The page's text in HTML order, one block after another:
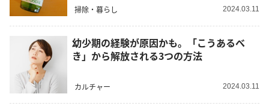
掃除・暮らし 2024.03.11
幼少期の経験が原因かも。「こうあるべ
き」から解放される3つの方法
カルチャー 2024.03.11